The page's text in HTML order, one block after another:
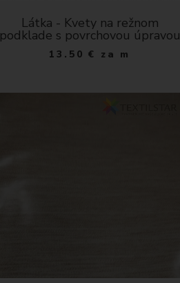
Látka - Kvety na režnom
podklade s povrchovou úpravou
13.50 € za m